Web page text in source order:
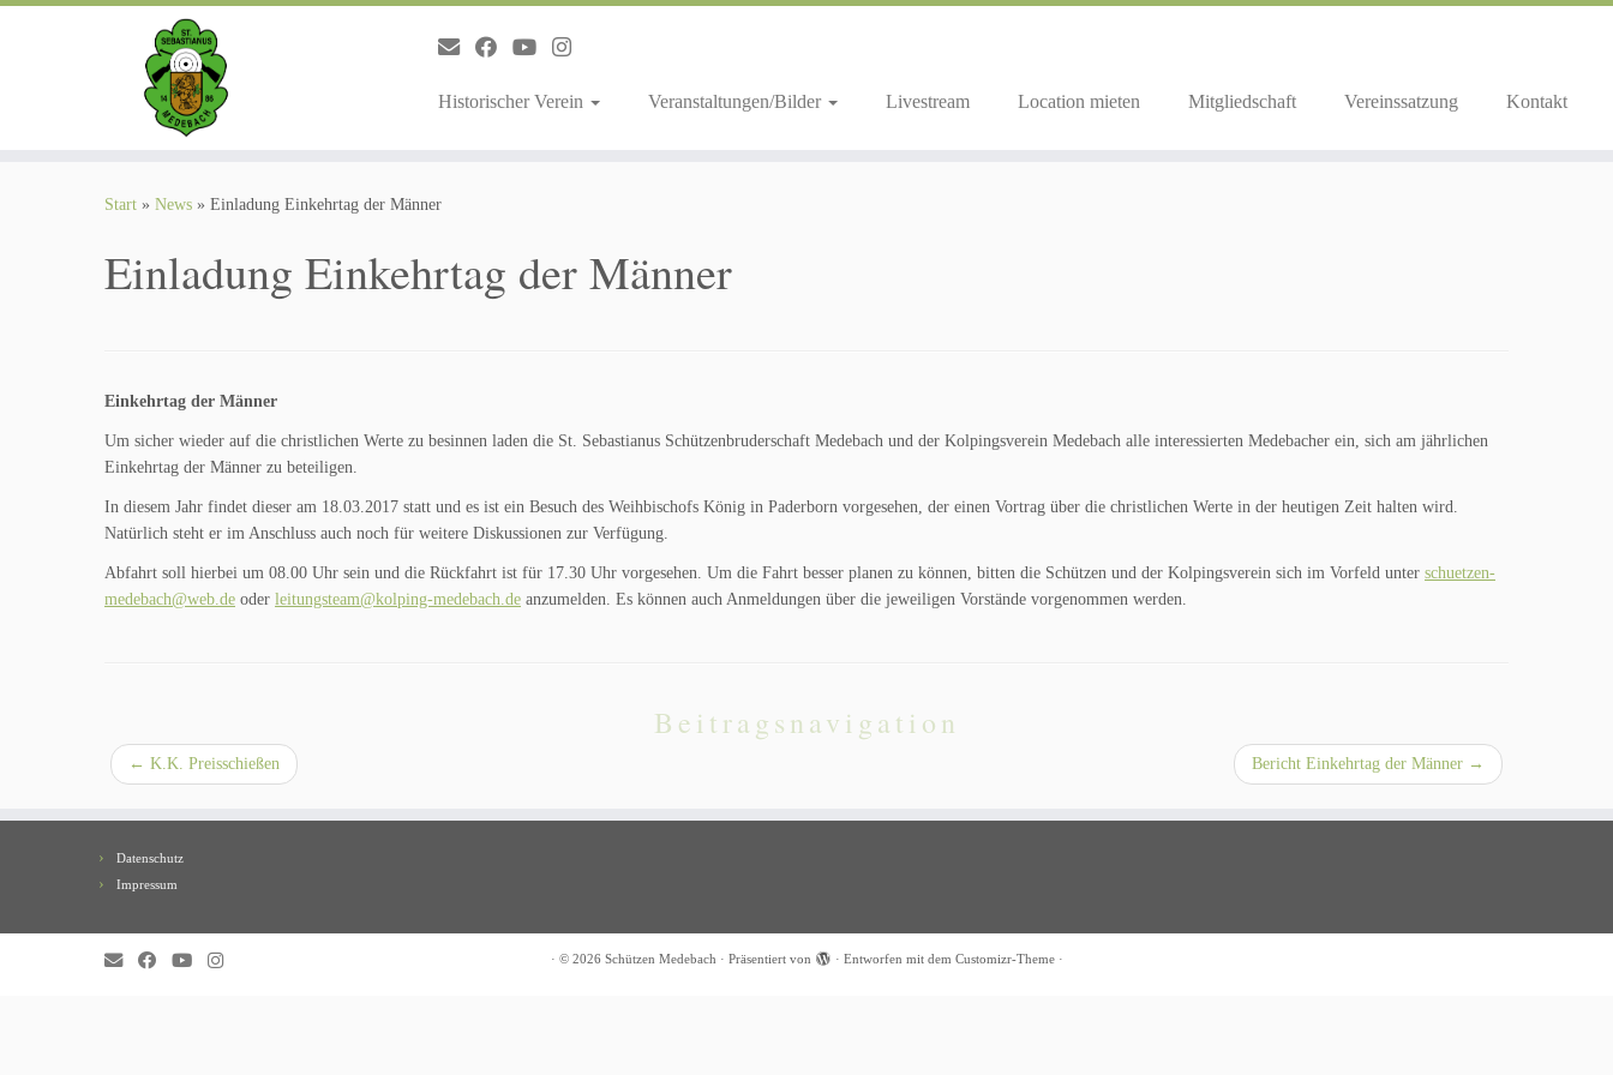
Zum
Historischer Verein Veranstaltungen/Bilder Livestream Location mieten Mitgliedschaft Vereinssatzung Kontakt
Start » News » Einladung Einkehrtag der Männer
Einladung Einkehrtag der Männer
Einkehrtag der Männer
Um sicher wieder auf die christlichen Werte zu besinnen laden die St. Sebastianus Schützenbruderschaft Medebach und der Kolpingsverein Medebach alle interessierten Medebacher ein, sich am jährlichen
Einkehrtag der Männer zu beteiligen.
In diesem Jahr findet dieser am 18.03.2017 statt und es ist ein Besuch des Weihbischofs König in Paderborn vorgesehen, der einen Vortrag über die christlichen Werte in der heutigen Zeit halten wird.
Natürlich steht er im Anschluss auch noch für weitere Diskussionen zur Verfügung.
Abfahrt soll hierbei um 08.00 Uhr sein und die Rückfahrt ist für 17.30 Uhr vorgesehen. Um die Fahrt besser planen zu können, bitten die Schützen und der Kolpingsverein sich im Vorfeld unter schuetzen-
medebach@web.de oder leitungsteam@kolping-medebach.de anzumelden. Es können auch Anmeldungen über die jeweiligen Vorstände vorgenommen werden.
Beitragsnavigation
← K.K. Preisschießen Bericht Einkehrtag der Männer →
Datenschutz
Impressum
· © 2026 Schützen Medebach · Präsentiert von · Entworfen mit dem Customizr-Theme·